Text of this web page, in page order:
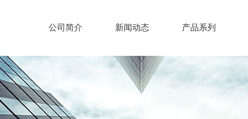
公司简介 新闻动态 产品系列